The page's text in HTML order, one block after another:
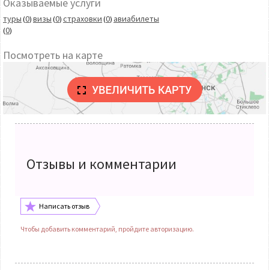
туры (0) визы (0) страховки (0) авиабилеты
(0)
Посмотреть на карте
Отзывы и комментарии
Написать отзыв
Чтобы добавить комментарий, пройдите авторизацию.